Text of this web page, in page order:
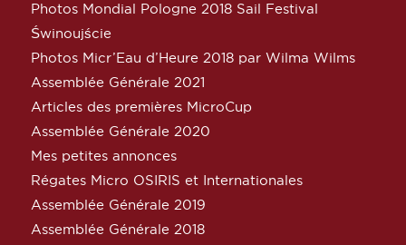
Photos Mondial Pologne 2018 Sail Festival
Świnoujście
Photos Micr’Eau d’Heure 2018 par Wilma Wilms
Assemblée Générale 2021
Articles des premières MicroCup
Assemblée Générale 2020
Mes petites annonces
Régates Micro OSIRIS et Internationales
Assemblée Générale 2019
Assemblée Générale 2018